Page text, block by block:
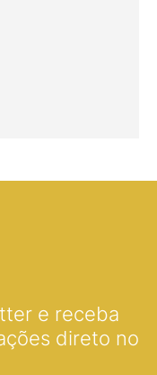
e receba
direto no